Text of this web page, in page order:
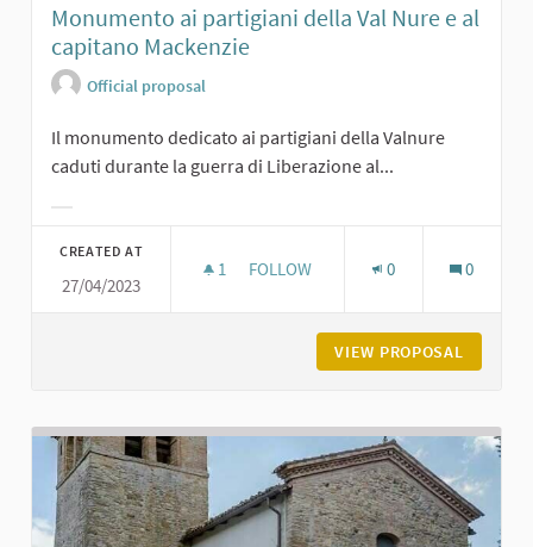
Monumento ai partigiani della Val Nure e al
capitano Mackenzie
Official proposal
Il monumento dedicato ai partigiani della Valnure
caduti durante la guerra di Liberazione al...
CREATED AT
27/04/2023
1 1 FOLLOWER
FOLLOW 0 0
VIEW PROPOSAL